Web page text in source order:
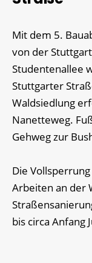
Mit dem 5.
von der
Studentenallee
Stuttgarter
Waldsiedlung
Nanetteweg.
Gehweg zur
Die
Arbeiten an der
bis circa Anfang